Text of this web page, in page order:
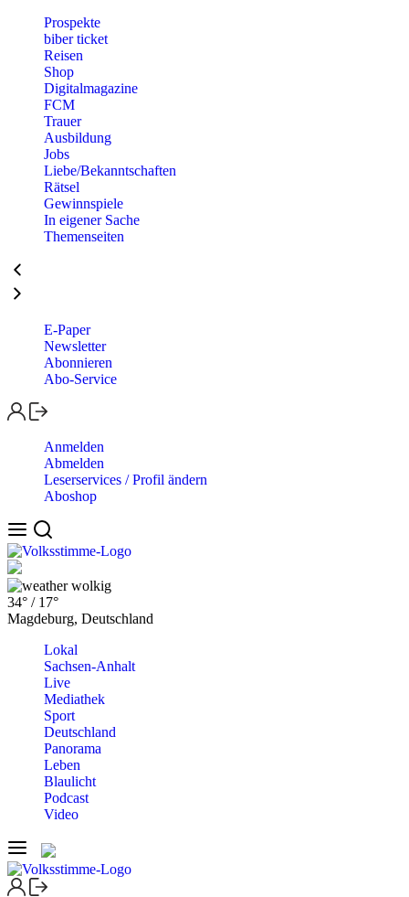
Prospekte
biber ticket
Reisen
Shop
Digitalmagazine
FCM
Trauer
Ausbildung
Jobs
Liebe/Bekanntschaften
Rätsel
Gewinnspiele
In eigener Sache
Themenseiten
E-Paper
Newsletter
Abonnieren
Abo-Service
Anmelden
Abmelden
Leserservices / Profil ändern
Aboshop
wolkig
34° / 17°
Magdeburg, Deutschland
Lokal
Sachsen-Anhalt
Live
Mediathek
Sport
Deutschland
Panorama
Leben
Blaulicht
Podcast
Video